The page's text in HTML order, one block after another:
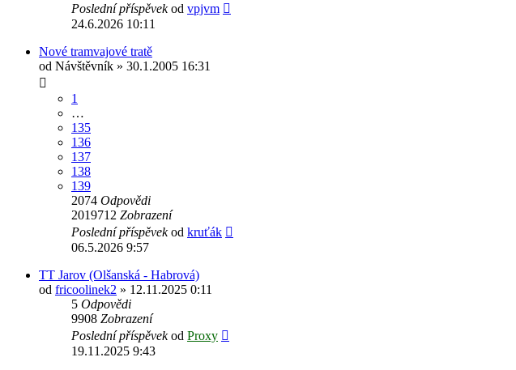
Poslední příspěvekod vpjvm
24.6.2026 10:11
Nové tramvajové tratě
od Návštěvník » 30.1.2005 16:31
1
…
135
136
137
138
139
2074 Odpovědi
2019712 Zobrazení
Poslední příspěvekod kruťák
06.5.2026 9:57
TT Jarov (Olšanská - Habrová)
od fricoolinek2 » 12.11.2025 0:11
5 Odpovědi
9908 Zobrazení
Poslední příspěvekod Proxy
19.11.2025 9:43